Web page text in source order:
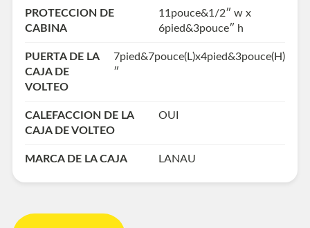
PROTECCION DE
CABINA
11pouce&1/2″ w x
6pied&3pouce″ h
PUERTA DE LA
CAJA DE
VOLTEO
7pied&7pouce(L)x4pied&3pouce(H)
″
CALEFACCION DE LA
CAJA DE VOLTEO
OUI
MARCA DE LA CAJA LANAU